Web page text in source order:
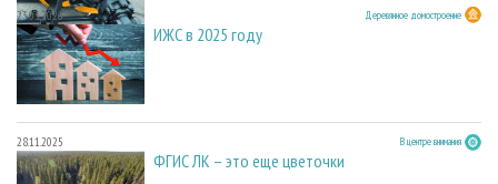
23.03.2026 Деревянное домостроение
ИЖС в 2025 году
28.11.2025 В центре внимания
ФГИС ЛК – это еще цветочки